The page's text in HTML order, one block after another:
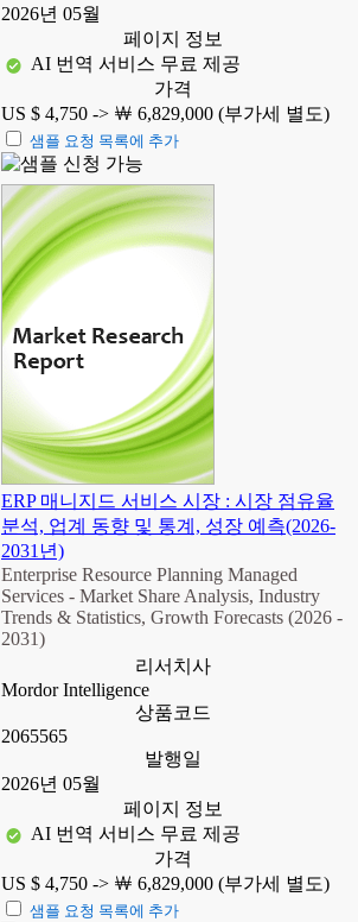
2026년 05월
페이지 정보
AI 번역 서비스 무료 제공
가격
US $ 4,750 -> ￦ 6,829,000 (부가세 별도)
샘플 요청 목록에 추가
ERP 매니지드 서비스 시장 : 시장 점유율
분석, 업계 동향 및 통계, 성장 예측(2026-
2031년)
Enterprise Resource Planning Managed
Services - Market Share Analysis, Industry
Trends & Statistics, Growth Forecasts (2026 -
2031)
리서치사
Mordor Intelligence
상품코드
2065565
발행일
2026년 05월
페이지 정보
AI 번역 서비스 무료 제공
가격
US $ 4,750 -> ￦ 6,829,000 (부가세 별도)
샘플 요청 목록에 추가